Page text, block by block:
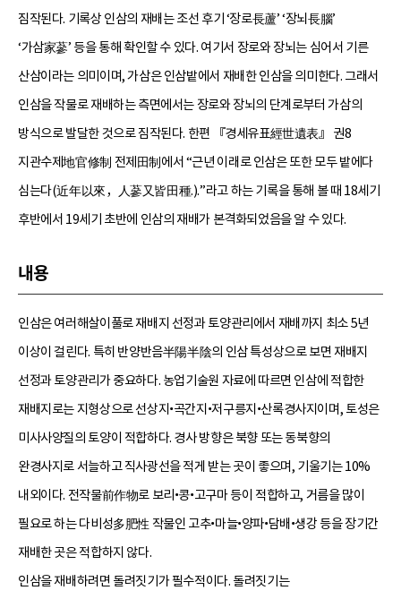
짐작된다. 기록상 인삼의 재배는 조선 후기 ‘장로長蘆’ ‘장뇌長腦’
‘가삼家蔘’ 등을 통해 확인할 수 있다. 여기서 장로와 장뇌는 심어서 기른
산삼이라는 의미이며, 가삼은 인삼밭에서 재배한 인삼을 의미한다. 그래서
인삼을 작물로 재배하는 측면에서는 장로와 장뇌의 단계로부터 가삼의
방식으로 발달한 것으로 짐작된다. 한편 『경세유표經世遺表』 권8
지관수제地官修制 전제田制에서 “근년 이래로 인삼은 또한 모두 밭에다
심는다(近年以來，人蔘又皆田種.).”라고 하는 기록을 통해 볼 때 18세기
후반에서 19세기 초반에 인삼의 재배가 본격화되었음을 알 수 있다.
내용
인삼은 여러해살이풀로 재배지 선정과 토양관리에서 재배까지 최소 5년
이상이 걸린다. 특히 반양반음半陽半陰의 인삼 특성상으로 보면 재배지
선정과 토양관리가 중요하다. 농업기술원 자료에 따르면 인삼에 적합한
재배지로는 지형상으로 선상지•곡간지•저구릉지•산록경사지이며, 토성은
미사사양질의 토양이 적합하다. 경사 방향은 북향 또는 동북향의
완경사지로 서늘하고 직사광선을 적게 받는 곳이 좋으며, 기울기는 10%
내외이다. 전작물前作物로 보리•콩•고구마 등이 적합하고, 거름을 많이
필요로 하는 다비성多肥性 작물인 고추•마늘•양파•담배•생강 등을 장기간
재배한 곳은 적합하지 않다.
인삼을 재배하려면 돌려짓기가 필수적이다. 돌려짓기는